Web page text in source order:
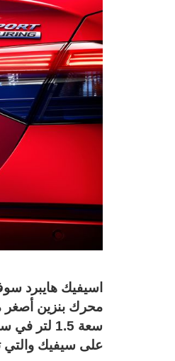
اسيفيك هايبرد
سعة 1.5
على سيفيك والتي تم